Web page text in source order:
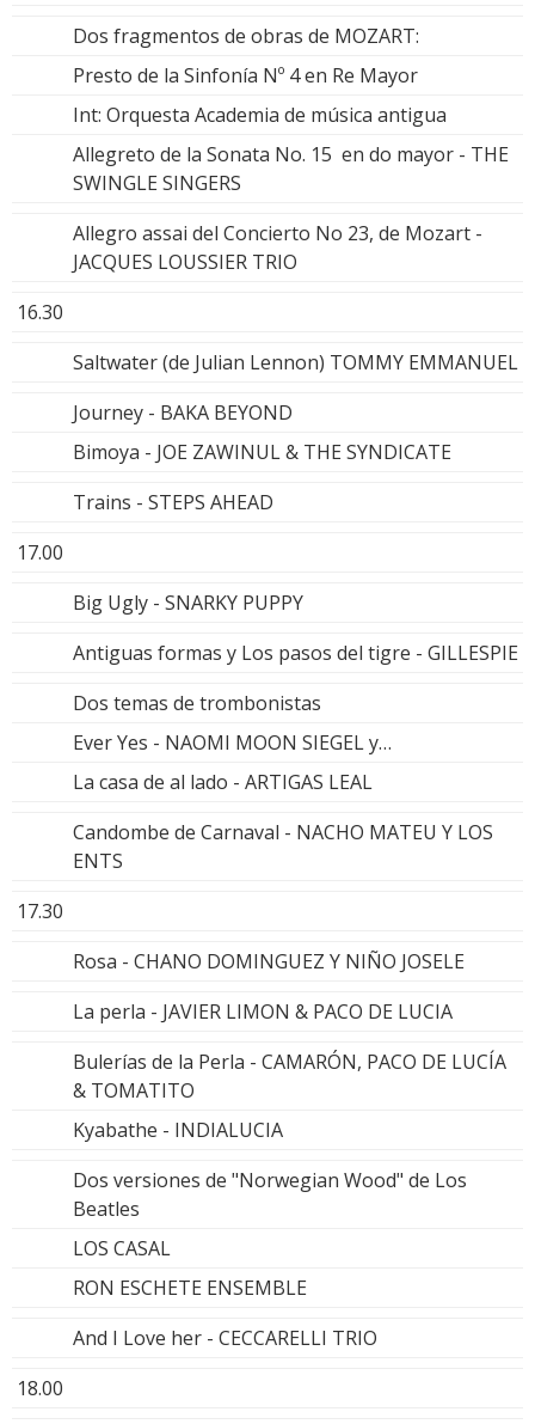
Dos fragmentos de obras de MOZART:
Presto de la Sinfonía Nº 4 en Re Mayor
Int: Orquesta Academia de música antigua
Allegreto de la Sonata No. 15 en do mayor - THE
SWINGLE SINGERS
Allegro assai del Concierto No 23, de Mozart -
JACQUES LOUSSIER TRIO
16.30
Saltwater (de Julian Lennon) TOMMY EMMANUEL
Journey - BAKA BEYOND
Bimoya - JOE ZAWINUL & THE SYNDICATE
Trains - STEPS AHEAD
17.00
Big Ugly - SNARKY PUPPY
Antiguas formas y Los pasos del tigre - GILLESPIE
Dos temas de trombonistas
Ever Yes - NAOMI MOON SIEGEL y…
La casa de al lado - ARTIGAS LEAL
Candombe de Carnaval - NACHO MATEU Y LOS
ENTS
17.30
Rosa - CHANO DOMINGUEZ Y NIÑO JOSELE
La perla - JAVIER LIMON & PACO DE LUCIA
Bulerías de la Perla - CAMARÓN, PACO DE LUCÍA
& TOMATITO
Kyabathe - INDIALUCIA
Dos versiones de "Norwegian Wood" de Los
Beatles
LOS CASAL
RON ESCHETE ENSEMBLE
And I Love her - CECCARELLI TRIO
18.00